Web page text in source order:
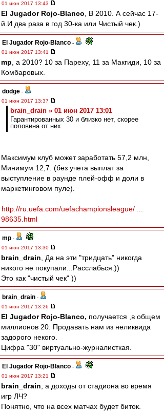
01 июн 2017 13:43
El Jugador Rojo-Blanco , В 2010. А сейчас 17-
й.И два раза в год 30-ка или Чистый чек.)
El Jugador Rojo-Blanco -
01 июн 2017 13:41
mp , а 2010? 10 за Пареху, 11 за Макгиди, 10 за
Комбаровых.
dodge -
01 июн 2017 13:37
brain_drain » 01 июн 2017 13:01
Гарантированных 30 и близко нет, скорее
половина от них.
Максимум клуб может заработать 57,2 млн,
Минимум 12,7. (без учета выплат за
выступление в раунде плей-офф и доли в
маркетинговом пуле).
http://ru.uefa.com/uefachampionsleague/ ...
98635.html
mp -
01 июн 2017 13:30
brain_drain , Да на эти "тридцать" никогда
никого не покупали...Расслабься.))
Это как "чистый чек" ))
brain_drain -
01 июн 2017 13:26
El Jugador Rojo-Blanco, получается ,в общем
миллионов 20. Продавать нам из неликвида
задорого некого.
Цифра "30" виртуально-журналисткая.
El Jugador Rojo-Blanco -
01 июн 2017 13:21
brain_drain , а доходы от стадиона во время
игр ЛЧ?
Понятно, что на всех матчах будет биток.